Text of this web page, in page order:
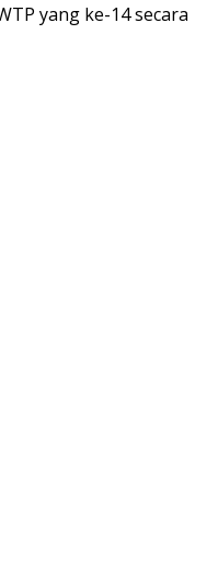
yang ke-14 secara